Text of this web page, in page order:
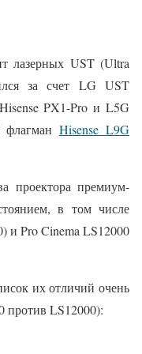
лазерных UST (Ultra
за счет LG UST
PX1-Pro и L5G
Hisense L9G
проектора премиум-
в том числе
и Pro Cinema LS12000
их отличий очень
против LS12000):